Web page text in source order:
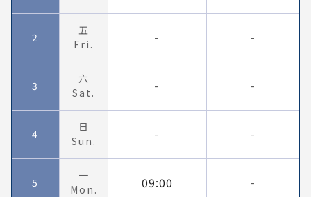
2
五
Fri.
- -
3
六
Sat.
- -
4
日
Sun.
- -
5
一
Mon.
09:00 -